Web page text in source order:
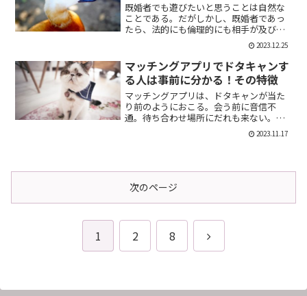
既婚者でも遊びたいと思うことは自然な
ことである。だがしかし、既婚者であっ
たら、法的にも倫理的にも相手が及び腰
になることは明らかだ。では、既婚者で
あることを言わない方がいいのか。否、
それは違う。既婚者であることを伝える
メリット出会い系で既婚者...
2023.12.25
マッチングアプリでドタキャンす
る人は事前に分かる！その特徴
マッチングアプリは、ドタキャンが当た
り前のようにおこる。会う前に音信不
通。待ち合わせ場所にだれも来ない。そ
んなの普通だ。迷惑な話だが、このドタ
キャン野郎どもは見分けることができ
2023.11.17
次のページ
1 2 8
次